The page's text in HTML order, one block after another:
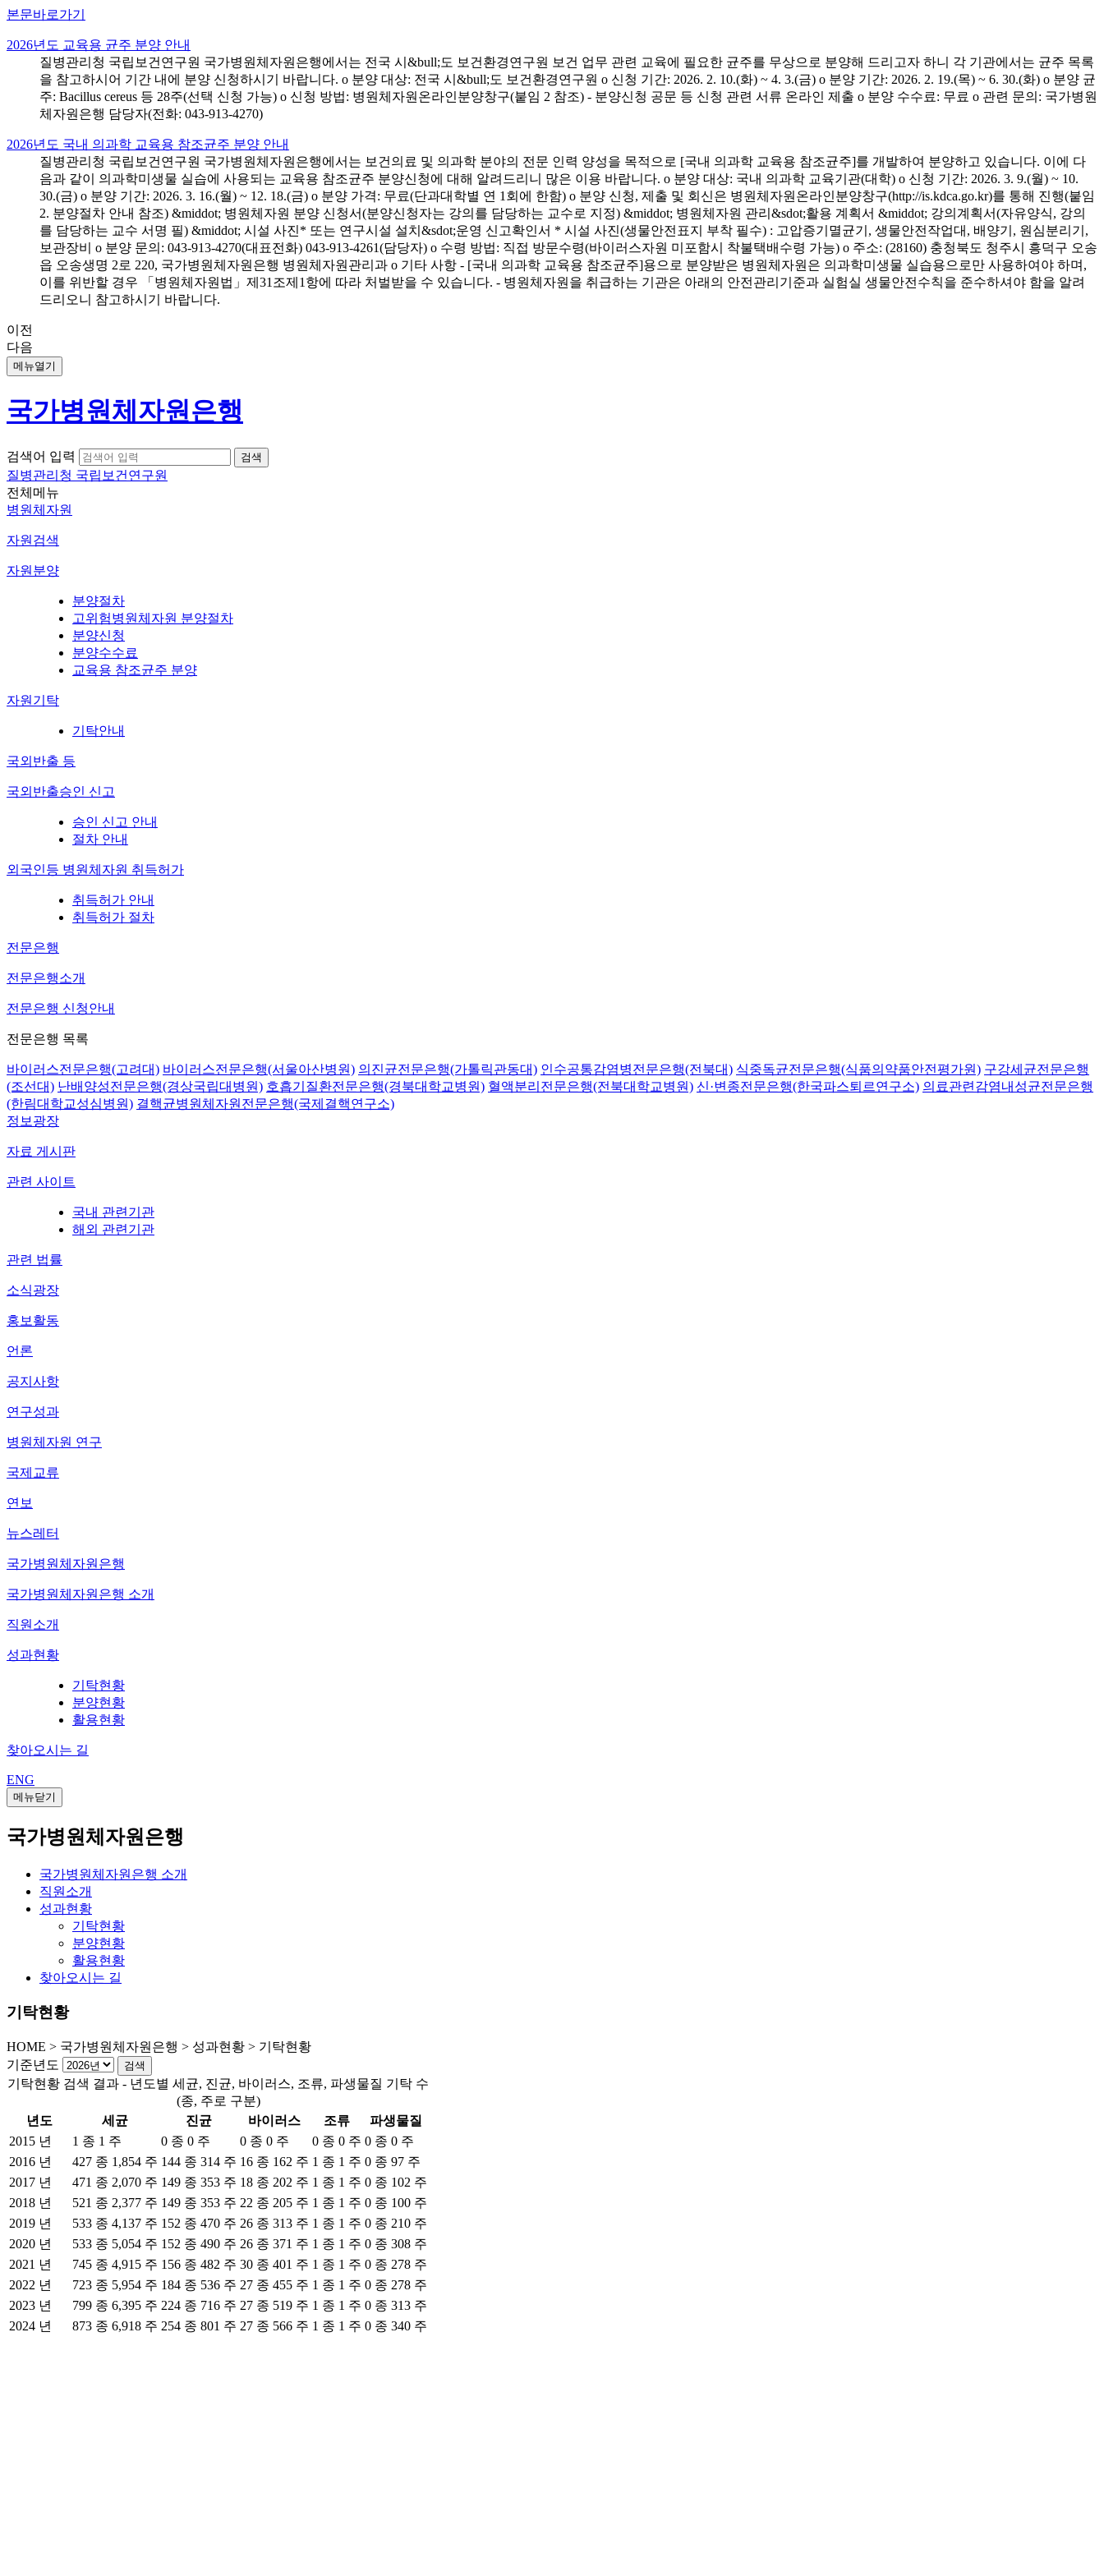
본문바로가기
2026년도 교육용 균주 분양 안내
질병관리청 국립보건연구원 국가병원체자원은행에서는 전국 시&bull;도 보건환경연구원 보건 업무 관련 교육에 필요한 균주를 무상으로 분양해 드리고자 하니 각 기관에서는 균주 목록
을 참고하시어 기간 내에 분양 신청하시기 바랍니다. o 분양 대상: 전국 시&bull;도 보건환경연구원 o 신청 기간: 2026. 2. 10.(화) ~ 4. 3.(금) o 분양 기간: 2026. 2. 19.(목) ~ 6. 30.(화) o 분양 균
주: Bacillus cereus 등 28주(선택 신청 가능) o 신청 방법: 병원체자원온라인분양창구(붙임 2 참조) - 분양신청 공문 등 신청 관련 서류 온라인 제출 o 분양 수수료: 무료 o 관련 문의: 국가병원
체자원은행 담당자(전화: 043-913-4270)
2026년도 국내 의과학 교육용 참조균주 분양 안내
질병관리청 국립보건연구원 국가병원체자원은행에서는 보건의료 및 의과학 분야의 전문 인력 양성을 목적으로 [국내 의과학 교육용 참조균주]를 개발하여 분양하고 있습니다. 이에 다
음과 같이 의과학미생물 실습에 사용되는 교육용 참조균주 분양신청에 대해 알려드리니 많은 이용 바랍니다. o 분양 대상: 국내 의과학 교육기관(대학) o 신청 기간: 2026. 3. 9.(월) ~ 10.
30.(금) o 분양 기간: 2026. 3. 16.(월) ~ 12. 18.(금) o 분양 가격: 무료(단과대학별 연 1회에 한함) o 분양 신청, 제출 및 회신은 병원체자원온라인분양창구(http://is.kdca.go.kr)를 통해 진행(붙임
2. 분양절차 안내 참조) &middot; 병원체자원 분양 신청서(분양신청자는 강의를 담당하는 교수로 지정) &middot; 병원체자원 관리&sdot;활용 계획서 &middot; 강의계획서(자유양식, 강의
를 담당하는 교수 서명 필) &middot; 시설 사진* 또는 연구시설 설치&sdot;운영 신고확인서 * 시설 사진(생물안전표지 부착 필수) : 고압증기멸균기, 생물안전작업대, 배양기, 원심분리기,
보관장비 o 분양 문의: 043-913-4270(대표전화) 043-913-4261(담당자) o 수령 방법: 직접 방문수령(바이러스자원 미포함시 착불택배수령 가능) o 주소: (28160) 충청북도 청주시 흥덕구 오송
읍 오송생명 2로 220, 국가병원체자원은행 병원체자원관리과 o 기타 사항 - [국내 의과학 교육용 참조균주]용으로 분양받은 병원체자원은 의과학미생물 실습용으로만 사용하여야 하며,
이를 위반할 경우 「병원체자원법」제31조제1항에 따라 처벌받을 수 있습니다. - 병원체자원을 취급하는 기관은 아래의 안전관리기준과 실험실 생물안전수칙을 준수하셔야 함을 알려
드리오니 참고하시기 바랍니다.
이전
다음
메뉴열기
국가병원체자원은행
검색어 입력
질병관리청 국립보건연구원
전체메뉴
병원체자원
자원검색
자원분양
분양절차
고위험병원체자원 분양절차
분양신청
분양수수료
교육용 참조균주 분양
자원기탁
기탁안내
국외반출 등
국외반출승인 신고
승인 신고 안내
절차 안내
외국인등 병원체자원 취득허가
취득허가 안내
취득허가 절차
전문은행
전문은행소개
전문은행 신청안내
전문은행 목록
바이러스전문은행(고려대) 바이러스전문은행(서울아산병원) 의진균전문은행(가톨릭관동대) 인수공통감염병전문은행(전북대) 식중독균전문은행(식품의약품안전평가원) 구강세균전문은행
(조선대) 난배양성전문은행(경상국립대병원) 호흡기질환전문은행(경북대학교병원) 혈액분리전문은행(전북대학교병원) 신·변종전문은행(한국파스퇴르연구소) 의료관련감염내성균전문은행
(한림대학교성심병원) 결핵균병원체자원전문은행(국제결핵연구소)
정보광장
자료 게시판
관련 사이트
국내 관련기관
해외 관련기관
관련 법률
소식광장
홍보활동
언론
공지사항
연구성과
병원체자원 연구
국제교류
연보
뉴스레터
국가병원체자원은행
국가병원체자원은행 소개
직원소개
성과현황
기탁현황
분양현황
활용현황
찾아오시는 길
ENG
메뉴닫기
국가병원체자원은행
국가병원체자원은행 소개
직원소개
성과현황
기탁현황
분양현황
활용현황
찾아오시는 길
기탁현황
HOME > 국가병원체자원은행 > 성과현황 > 기탁현황
기준년도
기탁현황 검색 결과 - 년도별 세균, 진균, 바이러스, 조류, 파생물질 기탁 수
(종, 주로 구분)
년도
세균 진균 바이러스 조류
파생물질
2015 년
1 종 1 주 0 종 0 주 0 종 0 주 0 종 0 주 0 종 0 주
2016 년
427 종 1,854 주 144 종 314 주 16 종 162 주 1 종 1 주 0 종 97 주
2017 년
471 종 2,070 주 149 종 353 주 18 종 202 주 1 종 1 주 0 종 102 주
2018 년
521 종 2,377 주 149 종 353 주 22 종 205 주 1 종 1 주 0 종 100 주
2019 년
533 종 4,137 주 152 종 470 주 26 종 313 주 1 종 1 주 0 종 210 주
2020 년
533 종 5,054 주 152 종 490 주 26 종 371 주 1 종 1 주 0 종 308 주
2021 년
745 종 4,915 주 156 종 482 주 30 종 401 주 1 종 1 주 0 종 278 주
2022 년
723 종 5,954 주 184 종 536 주 27 종 455 주 1 종 1 주 0 종 278 주
2023 년
799 종 6,395 주 224 종 716 주 27 종 519 주 1 종 1 주 0 종 313 주
2024 년
873 종 6,918 주 254 종 801 주 27 종 566 주 1 종 1 주 0 종 340 주